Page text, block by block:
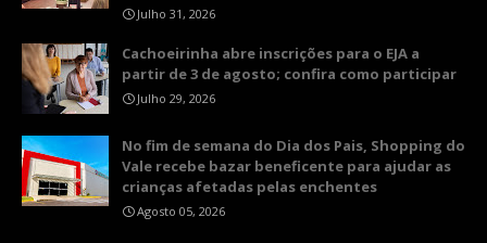
Julho 31, 2026
Cachoeirinha abre inscrições para o EJA a
partir de 3 de agosto; confira como participar
Julho 29, 2026
No fim de semana do Dia dos Pais, Shopping do
Vale recebe bazar beneficente para ajudar as
crianças afetadas pelas enchentes
Agosto 05, 2026